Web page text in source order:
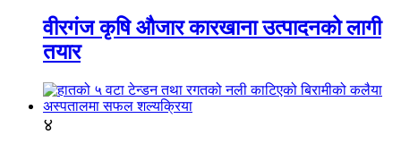
वीरगंज कृषि औजार कारखाना उत्पादनको लागी
तयार
४